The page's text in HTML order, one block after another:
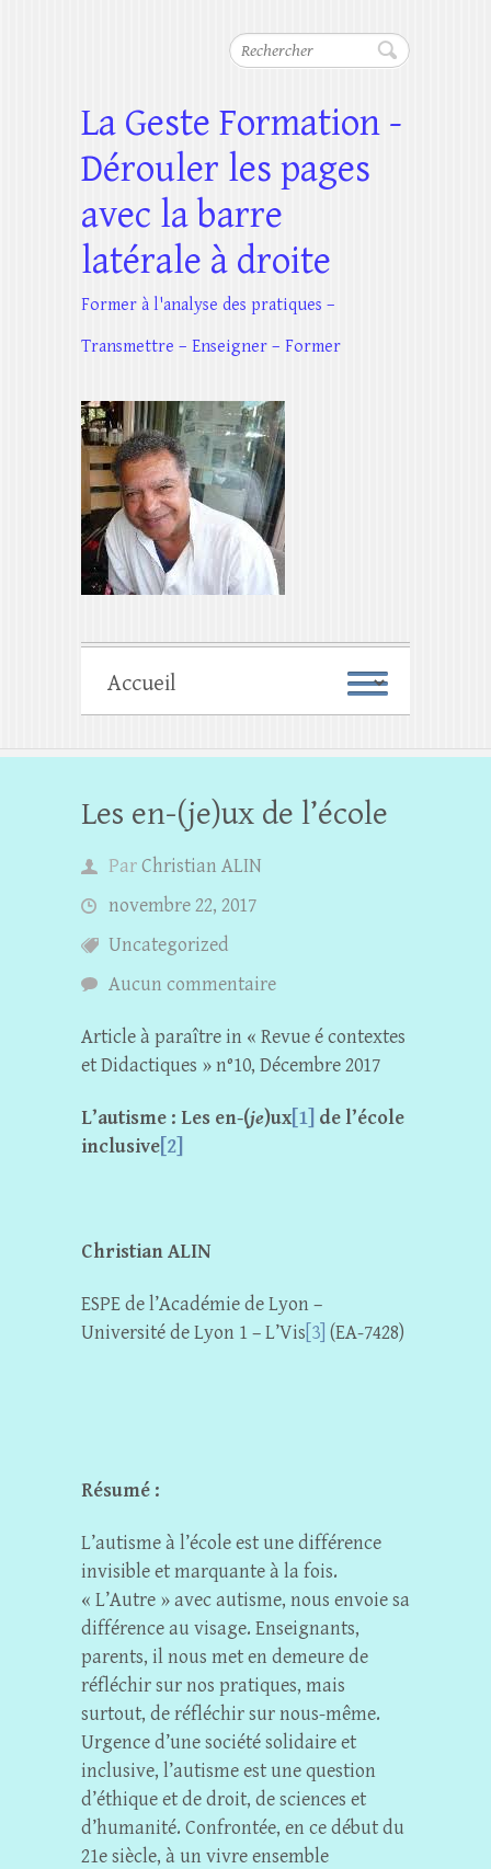
Rechercher
La Geste Formation -
Dérouler les pages
avec la barre
latérale à droite
Former à l'analyse des pratiques –
Transmettre – Enseigner – Former
Les en-(je)ux de l’école
ParChristian ALIN
novembre 22, 2017
Uncategorized
Aucun commentaire
Article à paraître in « Revue é contextes
et Didactiques » n°10, Décembre 2017
L’autisme : Les en-(je)ux[1] de l’école
inclusive [2]
Christian ALIN
ESPE de l’Académie de Lyon –
Université de Lyon 1 – L’Vis [3] (EA-7428)
Résumé :
L’autisme à l’école est une différence
invisible et marquante à la fois.
« L’Autre » avec autisme, nous envoie sa
différence au visage. Enseignants,
parents, il nous met en demeure de
réfléchir sur nos pratiques, mais
surtout, de réfléchir sur nous-même.
Urgence d’une société solidaire et
inclusive, l’autisme est une question
d’éthique et de droit, de sciences et
d’humanité. Confrontée, en ce début du
21e siècle, à un vivre ensemble